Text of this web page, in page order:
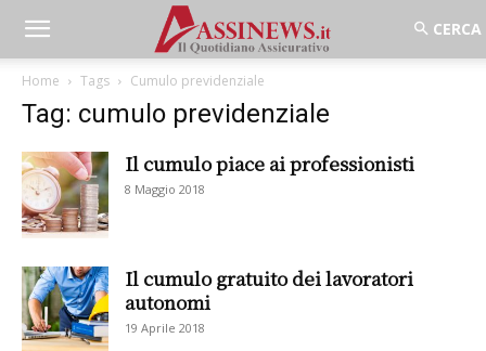
Home Tags Cumulo previdenziale
Tag: cumulo previdenziale
Il cumulo piace ai professionisti
8 Maggio 2018
Il cumulo gratuito dei lavoratori
autonomi
19 Aprile 2018